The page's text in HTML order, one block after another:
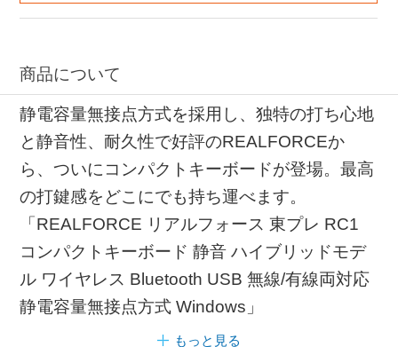
商品について
静電容量無接点方式を採用し、独特の打ち心地
と静音性、耐久性で好評のREALFORCEか
ら、ついにコンパクトキーボードが登場。最高
の打鍵感をどこにでも持ち運べます。
「REALFORCE リアルフォース 東プレ RC1
コンパクトキーボード 静音 ハイブリッドモデ
ル ワイヤレス Bluetooth USB 無線/有線両対応
静電容量無接点方式 Windows」
もっと見る